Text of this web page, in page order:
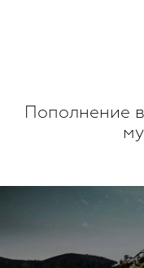
Пополнение